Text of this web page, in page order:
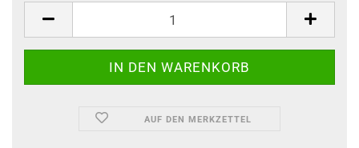
AUF DEN MERKZETTEL